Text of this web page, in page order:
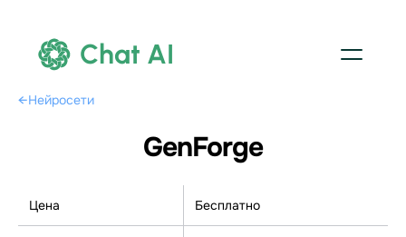
Chat AI
←Нейросети
GenForge
Цена Бесплатно